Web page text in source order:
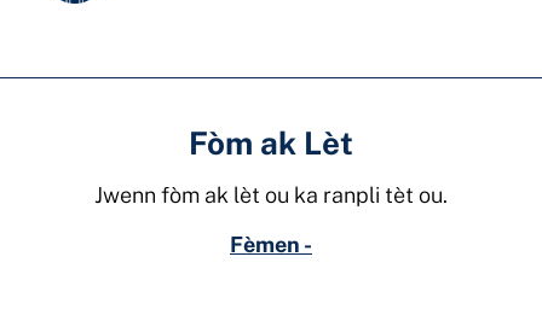
Fòm ak Lèt
Jwenn fòm ak lèt ou ka ranpli tèt ou.
Fèmen -